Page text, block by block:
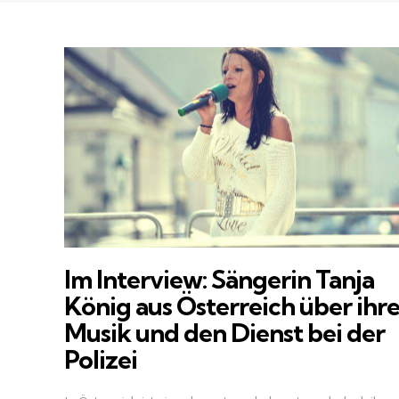
Im Interview: Sängerin Tanja
König aus Österreich über ihre
Musik und den Dienst bei der
Polizei